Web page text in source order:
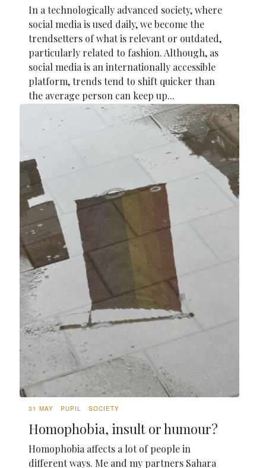
In a technologically advanced society, where
social media is used daily, we become the
trendsetters of what is relevant or outdated,
particularly related to fashion. Although, as
social media is an internationally accessible
platform, trends tend to shift quicker than
the average person can keep up...
31 MAY PUPIL SOCIETY
Homophobia, insult or humour?
Homophobia affects a lot of people in
different ways. Me and my partners Sahara